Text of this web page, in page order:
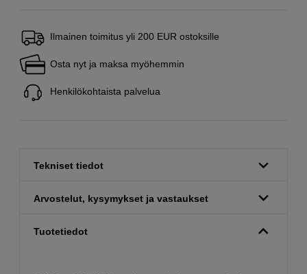
Ilmainen toimitus yli 200 EUR ostoksille
Osta nyt ja maksa myöhemmin
Henkilökohtaista palvelua
Tekniset tiedot
Arvostelut, kysymykset ja vastaukset
Tuotetiedot